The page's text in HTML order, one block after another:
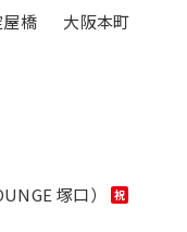
橋
大阪本町
塚口）
祝